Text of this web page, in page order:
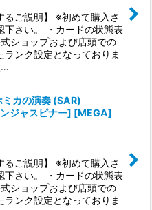
るご説明】 ※初めて購入さ
下さい。 ・カードの状態表
ショップおよび店頭での
ランク設定となっておりま
…
ミカの演奏 (SAR)
ジャスピナー] [MEGA]
るご説明】 ※初めて購入さ
下さい。 ・カードの状態表
ショップおよび店頭での
ランク設定となっておりま